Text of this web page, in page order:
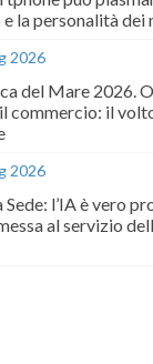
la personalità dei
2026
del Mare 2026.
commercio: il
2026
Sede: l’IA è vero
al servizio